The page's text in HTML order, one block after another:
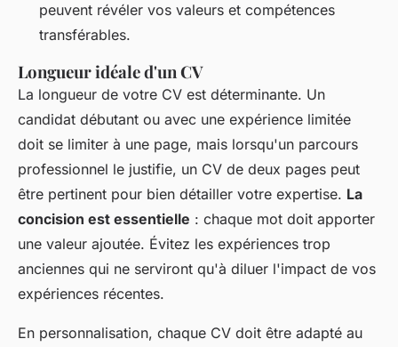
peuvent révéler vos valeurs et compétences
transférables.
Longueur idéale d'un CV
La longueur de votre CV est déterminante. Un
candidat débutant ou avec une expérience limitée
doit se limiter à une page, mais lorsqu'un parcours
professionnel le justifie, un CV de deux pages peut
être pertinent pour bien détailler votre expertise. La
concision est essentielle : chaque mot doit apporter
une valeur ajoutée. Évitez les expériences trop
anciennes qui ne serviront qu'à diluer l'impact de vos
expériences récentes.
En personnalisation, chaque CV doit être adapté au